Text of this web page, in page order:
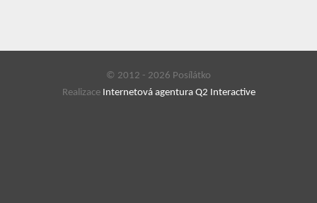
© 2012 - 2026 Posílátko
Realizace Internetová agentura Q2 Interactive